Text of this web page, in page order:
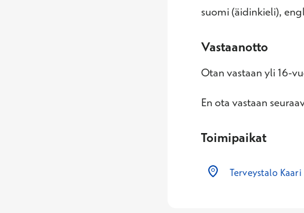
suomi (äidinkieli),
Vastaanotto
Otan vastaan yli 16-
En ota vastaan
Toimipaikat
Terveystalo Kaari